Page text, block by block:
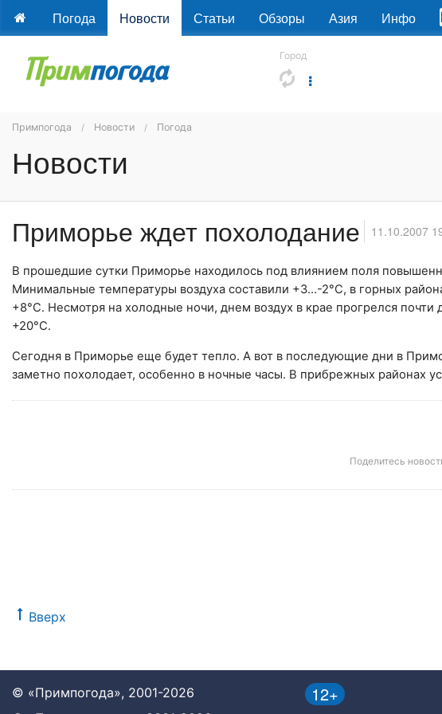
Погода Новости Статьи Обзоры Азия Инфо
Город
Примпогода Новости Погода
Новости
Приморье ждет похолодание 11.10.2007
В прошедшие сутки Приморье находилось под влиянием поля
Минимальные температуры воздуха составили +3…-2°C, в горных
+8°C. Несмотря на холодные ночи, днем воздух в крае прогрелся
+20°C.
Сегодня в Приморье еще будет тепло. А вот в последующие дни в
заметно похолодает, особенно в ночные часы. В прибрежных районах
Поделитесь
Вверх
12+
© «Примпогода», 2001-2026